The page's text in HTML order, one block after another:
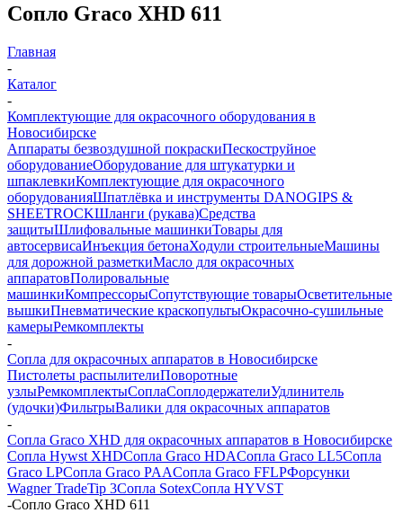
Сопло Graco XHD 611
Главная
-
Каталог
-
Комплектующие для окрасочного оборудования в
Новосибирске
Аппараты безвоздушной покраскиПескоструйное
оборудованиеОборудование для штукатурки и
шпаклевкиКомплектующие для окрасочного
оборудованияШпатлёвка и инструменты DANOGIPS &
SHEETROCKШланги (рукава)Средства
защитыШлифовальные машинкиТовары для
автосервисаИнъекция бетонаХодули строительныеМашины
для дорожной разметкиМасло для окрасочных
аппаратовПолировальные
машинкиКомпрессорыСопутствующие товарыОсветительные
вышкиПневматические краскопультыОкрасочно-сушильные
камерыРемкомплекты
-
Сопла для окрасочных аппаратов в Новосибирске
Пистолеты распылителиПоворотные
узлыРемкомплектыСоплаСоплодержателиУдлинитель
(удочки)ФильтрыВалики для окрасочных аппаратов
-
Сопла Graco XHD для окрасочных аппаратов в Новосибирске
Сопла Hywst XHDСопла Graco HDAСопла Graco LL5Сопла
Graco LPСопла Graco PAAСопла Graco FFLPФорсунки
Wagner TradeTip 3Сопла SotexСопла HYVST
-Сопло Graco XHD 611